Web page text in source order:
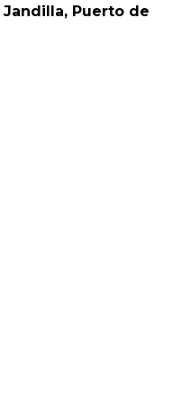
Jandilla, Puerto de